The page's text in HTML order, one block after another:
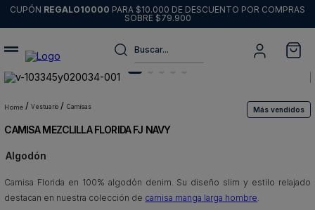
CUPÓN REGALO10000 PARA $10.000 DE DESCUENTO POR COMPRAS
SOBRE $79.900
Buscar...
vestuario camisas Más vendidos
CAMISA MEZCLILLA FLORIDA FJ NAVY
Algodón
Camisa Florida en 100% algodón denim. Su diseño slim y estilo relajado
destacan en nuestra colección de camisa manga larga hombre.
1.
sweater
2.
chaquetas
3.
pantalon
4.
camisas